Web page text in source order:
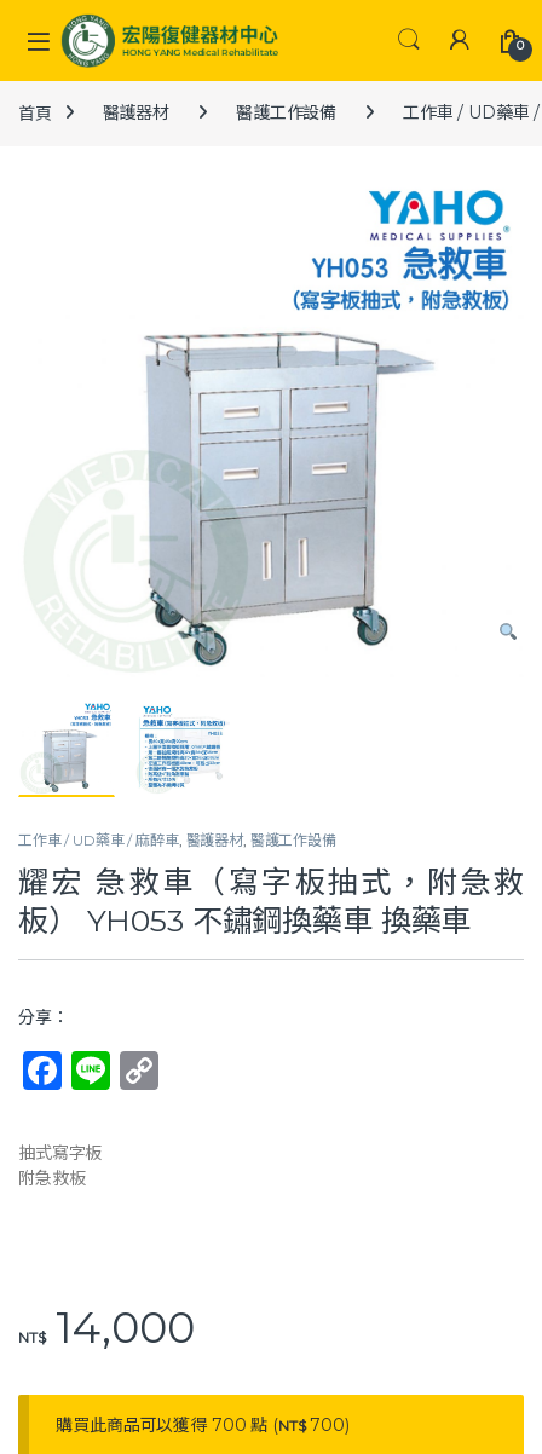
Skip to navigation
Skip to content
0
首頁 醫護器材 醫護工作設備 工作車 / UD藥車
工作車 / UD藥車 / 麻醉車, 醫護器材, 醫護工作設備
耀宏 急救車（寫字板抽式，附急救
板） YH053 不鏽鋼換藥車 換藥車
分享：
F
c
e
o
k
Li
k
抽式寫字板
附急救板
NT$14,000
購買此商品可以獲得 700 點 (NT$700)